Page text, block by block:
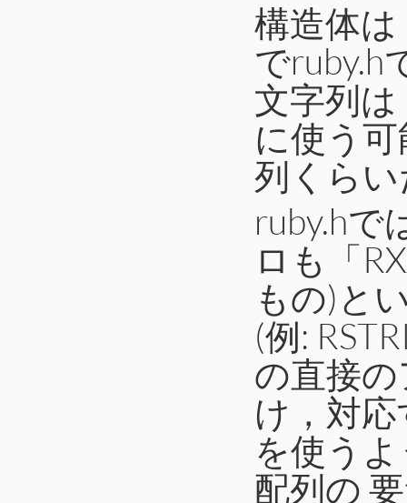
構造体は
でruby.h
文字列
に使う
列くら
ruby.hで
ロも「
もの)と
(例:
の直接
け，対応
を使う
配列の